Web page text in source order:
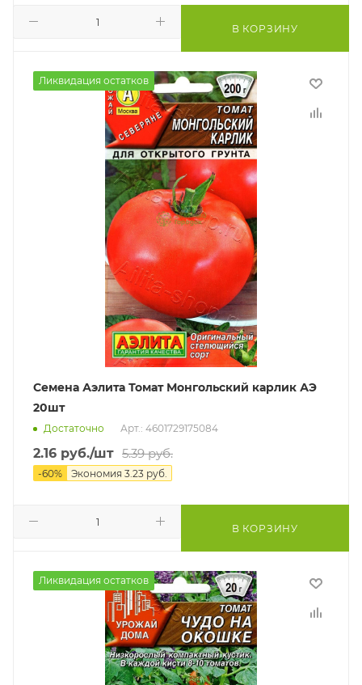
В КОРЗИНУ
Ликвидация остатков
Семена Аэлита Томат Монгольский карлик АЭ
20шт
Достаточно Арт.: 4601729175084
2.16 руб./шт 5.39руб.
-60% Экономия 3.23 руб.
В КОРЗИНУ
Ликвидация остатков